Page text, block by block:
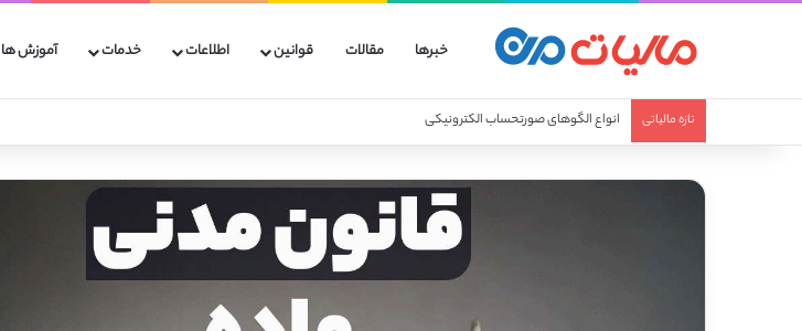
خبرها مقالات قوانین اطلاعات خدمات آموزش ها
تازه مالیاتی انواع الگوهای صورتحساب الکترونیکی